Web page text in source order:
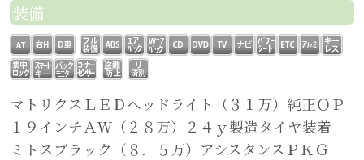
装備
マトリクスＬＥＤヘッドライト（３１万）純正ＯＰ
１９インチＡＷ（２８万）２４ｙ製造タイヤ装着
ミトスブラック（８．５万）アシスタンスＰＫＧ